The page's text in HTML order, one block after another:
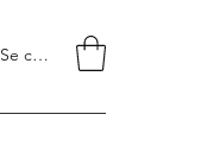
Se connecter